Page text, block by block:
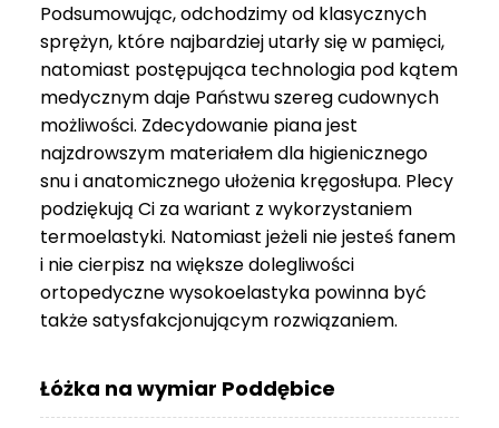
Podsumowując, odchodzimy od klasycznych
sprężyn, które najbardziej utarły się w pamięci,
natomiast postępująca technologia pod kątem
medycznym daje Państwu szereg cudownych
możliwości. Zdecydowanie piana jest
najzdrowszym materiałem dla higienicznego
snu i anatomicznego ułożenia kręgosłupa. Plecy
podziękują Ci za wariant z wykorzystaniem
termoelastyki. Natomiast jeżeli nie jesteś fanem
i nie cierpisz na większe dolegliwości
ortopedyczne wysokoelastyka powinna być
także satysfakcjonującym rozwiązaniem.
Łóżka na wymiar Poddębice